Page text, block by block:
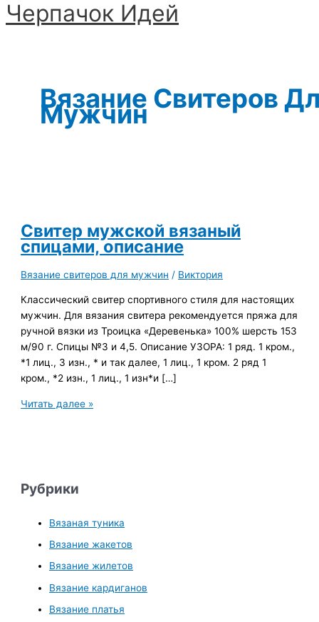
Перейти
к
Черпачoк Идей
Вязание Свитеров
Мужчин
Свитер мужской вязаный
спицами, описание
Вязание свитеров для мужчин / Виктория
Классический свитер спортивного стиля для настоящих
мужчин. Для вязания свитера рекомендуется пряжа для
ручной вязки из Троицка «Деревенька» 100% шерсть 153
м/90 г. Спицы №3 и 4,5. Описание УЗОРА: 1 ряд. 1 кром.,
*1 лиц., 3 изн., * и так далее, 1 лиц., 1 кром. 2 ряд 1
кром., *2 изн., 1 лиц., 1 изн*и […]
Свитер
Читать далее »
Рубрики
Вязаная туника
Вязание жакетов
Вязание жилетов
Вязание кардиганов
Вязание платья